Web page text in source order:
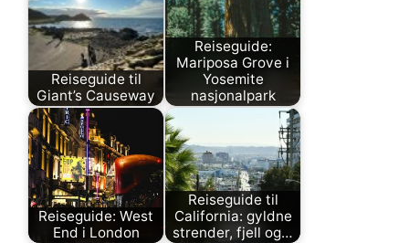
Reiseguide til
Giant’s Causeway
Reiseguide:
Mariposa Grove i
Yosemite
nasjonalpark
Reiseguide: West
End i London
Reiseguide til
California: gyldne
strender, fjell og…